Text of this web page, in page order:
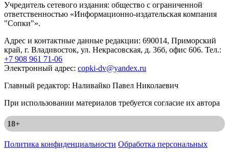
Учредитель сетевого издания: общество с ограниченной
ответственностью «Информационно-издательская компания
"Сопки"».
Адрес и контактные данные редакции: 690014, Приморский
край, г. Владивосток, ул. Некрасовская, д. 36б, офис 606. Тел.:
+7 908 961 71-06
Электронный адрес: copki-dv@yandex.ru
Главный редактор: Наливайко Павел Николаевич
При использовании материалов требуется согласие их автора
18+
Политика конфиденциальности Обработка персональных